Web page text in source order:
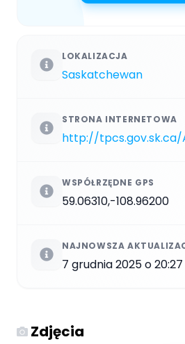
LOKALIZACJA
Saskatchewan
STRONA INTERNETOWA
WSPÓŁRZĘDNE GPS
59.06310,-108.96200
NAJNOWSZA
7 grudnia 2025 o 20:27
Zdjęcia